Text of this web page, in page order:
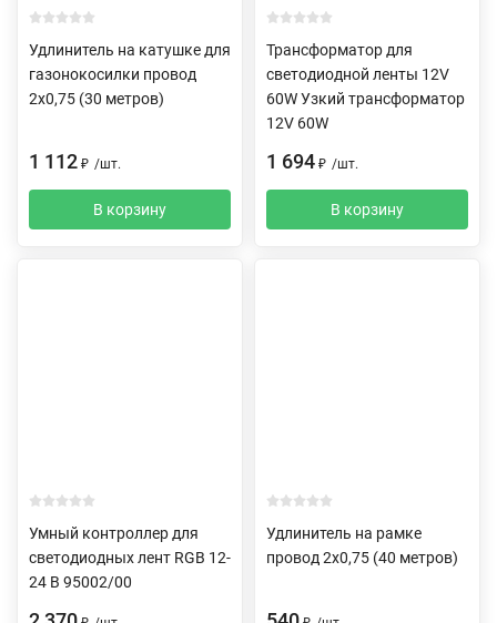
Удлинитель на катушке для
газонокосилки провод
2х0,75 (30 метров)
1 112 ₽ /шт.
В корзину
Трансформатор для
светодиодной ленты 12V
60W Узкий трансформатор
12V 60W
1 694 ₽ /шт.
В корзину
Умный контроллер для
светодиодных лент RGB 12-
24 В 95002/00
Удлинитель на рамке
провод 2х0,75 (40 метров)